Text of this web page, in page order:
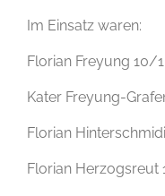
Im Einsatz waren:
Florian Freyung
Kater Freyung-
Florian
Florian